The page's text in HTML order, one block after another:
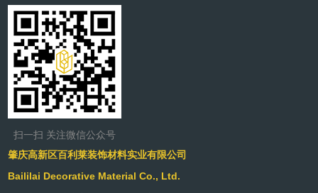
扫一扫 关注微信公众号
肇庆高新区百利莱装饰材料实业有限公司
Baililai Decorative Material Co., Ltd.